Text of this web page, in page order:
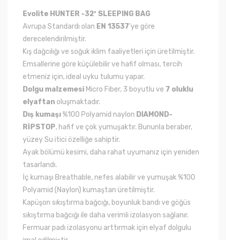
Evolite HUNTER -32º SLEEPING BAG
Avrupa Standardı olan EN 13537'ye göre
derecelendirilmiştir.
Kış dağcılığı ve soğuk iklim faaliyetleri için üretilmiştir.
Emsallerine göre küçülebilir ve hafif olması, tercih
etmeniz için, ideal uyku tulumu yapar.
Dolgu malzemesi Micro Fiber, 3 boyutlu ve 7 oluklu
elyaftan oluşmaktadır.
Dış kumaşı %100 Polyamid naylon DIAMOND-
RİPSTOP, hafif ve çok yumuşaktır. Bununla beraber,
yüzey Su itici özelliğe sahiptir.
Ayak bölümü kesimi, daha rahat uyumanız için yeniden
tasarlandı.
İç kumaşı Breathable, nefes alabilir ve yumuşak %100
Polyamid (Naylon) kumaştan üretilmiştir.
Kapüşon sıkıştırma bağcığı, boyunluk bandı ve göğüs
sıkıştırma bağcığı ile daha verimli izolasyon sağlanır.
Fermuar padı izolasyonu arttırmak için elyaf dolgulu